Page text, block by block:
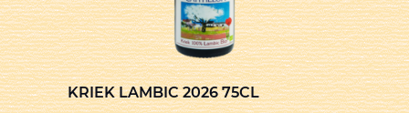
KRIEK LAMBIC 2026 75CL